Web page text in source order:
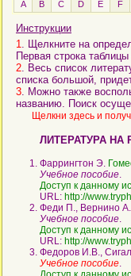
A
B C D E F
Инструкции
1. Щелкните на
Первая строка
2. Весь список
списка большой,
3. Можно также
названию. Поиск
Щелкни здесь и
ЛИТЕРАТУРА
Фаррингтон Э.
Учебное пособие.
Доступ к данному
URL: http://
Феди П., Вернино
Учебное пособие.
Доступ к данному
URL: http://
Федоров И.В.,
Учебное пособие.